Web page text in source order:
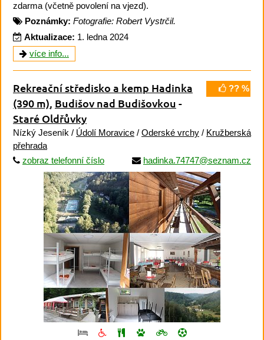
zdarma (včetně povolení na vjezd).
Poznámky: Fotografie: Robert Vystrčil.
Aktualizace: 1. ledna 2024
více info...
?? %
Rekreační středisko a kemp Hadinka
(390 m), Budišov nad Budišovkou -
Staré Oldřůvky
Nízký Jeseník / Údolí Moravice / Oderské vrchy / Kružberská
přehrada
zobraz telefonní číslo
hadinka.74747@seznam.cz